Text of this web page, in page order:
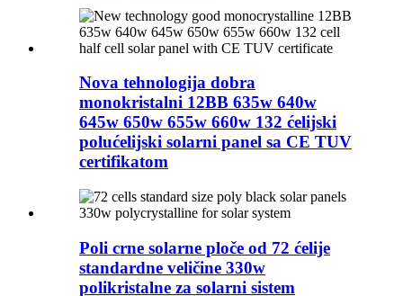
Nova tehnologija dobra
monokristalni 12BB 635w 640w
645w 650w 655w 660w 132 ćelijski
polućelijski solarni panel sa CE TUV
certifikatom
Poli crne solarne ploče od 72 ćelije
standardne veličine 330w
polikristalne za solarni sistem